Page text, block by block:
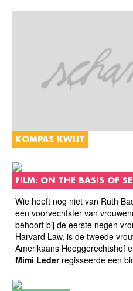
KOMPAS KWIJT
FILM: ON THE BASIS OF
Wie heeft nog niet van Ruth
een voorvechtster van
behoort bij de eerste negen
Harvard Law, is de tweede
Amerikaans Hooggerechtshof
Mimi Lederregisseerde een